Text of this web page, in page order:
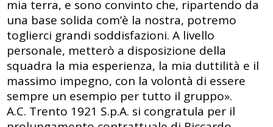
mia terra, e sono convinto che, ripartendo da
una base solida com’è la nostra, potremo
toglierci grandi soddisfazioni. A livello
personale, metterò a disposizione della
squadra la mia esperienza, la mia duttilità e il
massimo impegno, con la volontà di essere
sempre un esempio per tutto il gruppo».
A.C. Trento 1921 S.p.A. si congratula per il